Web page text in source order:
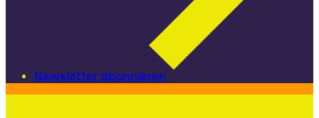
Newsletter abonnieren